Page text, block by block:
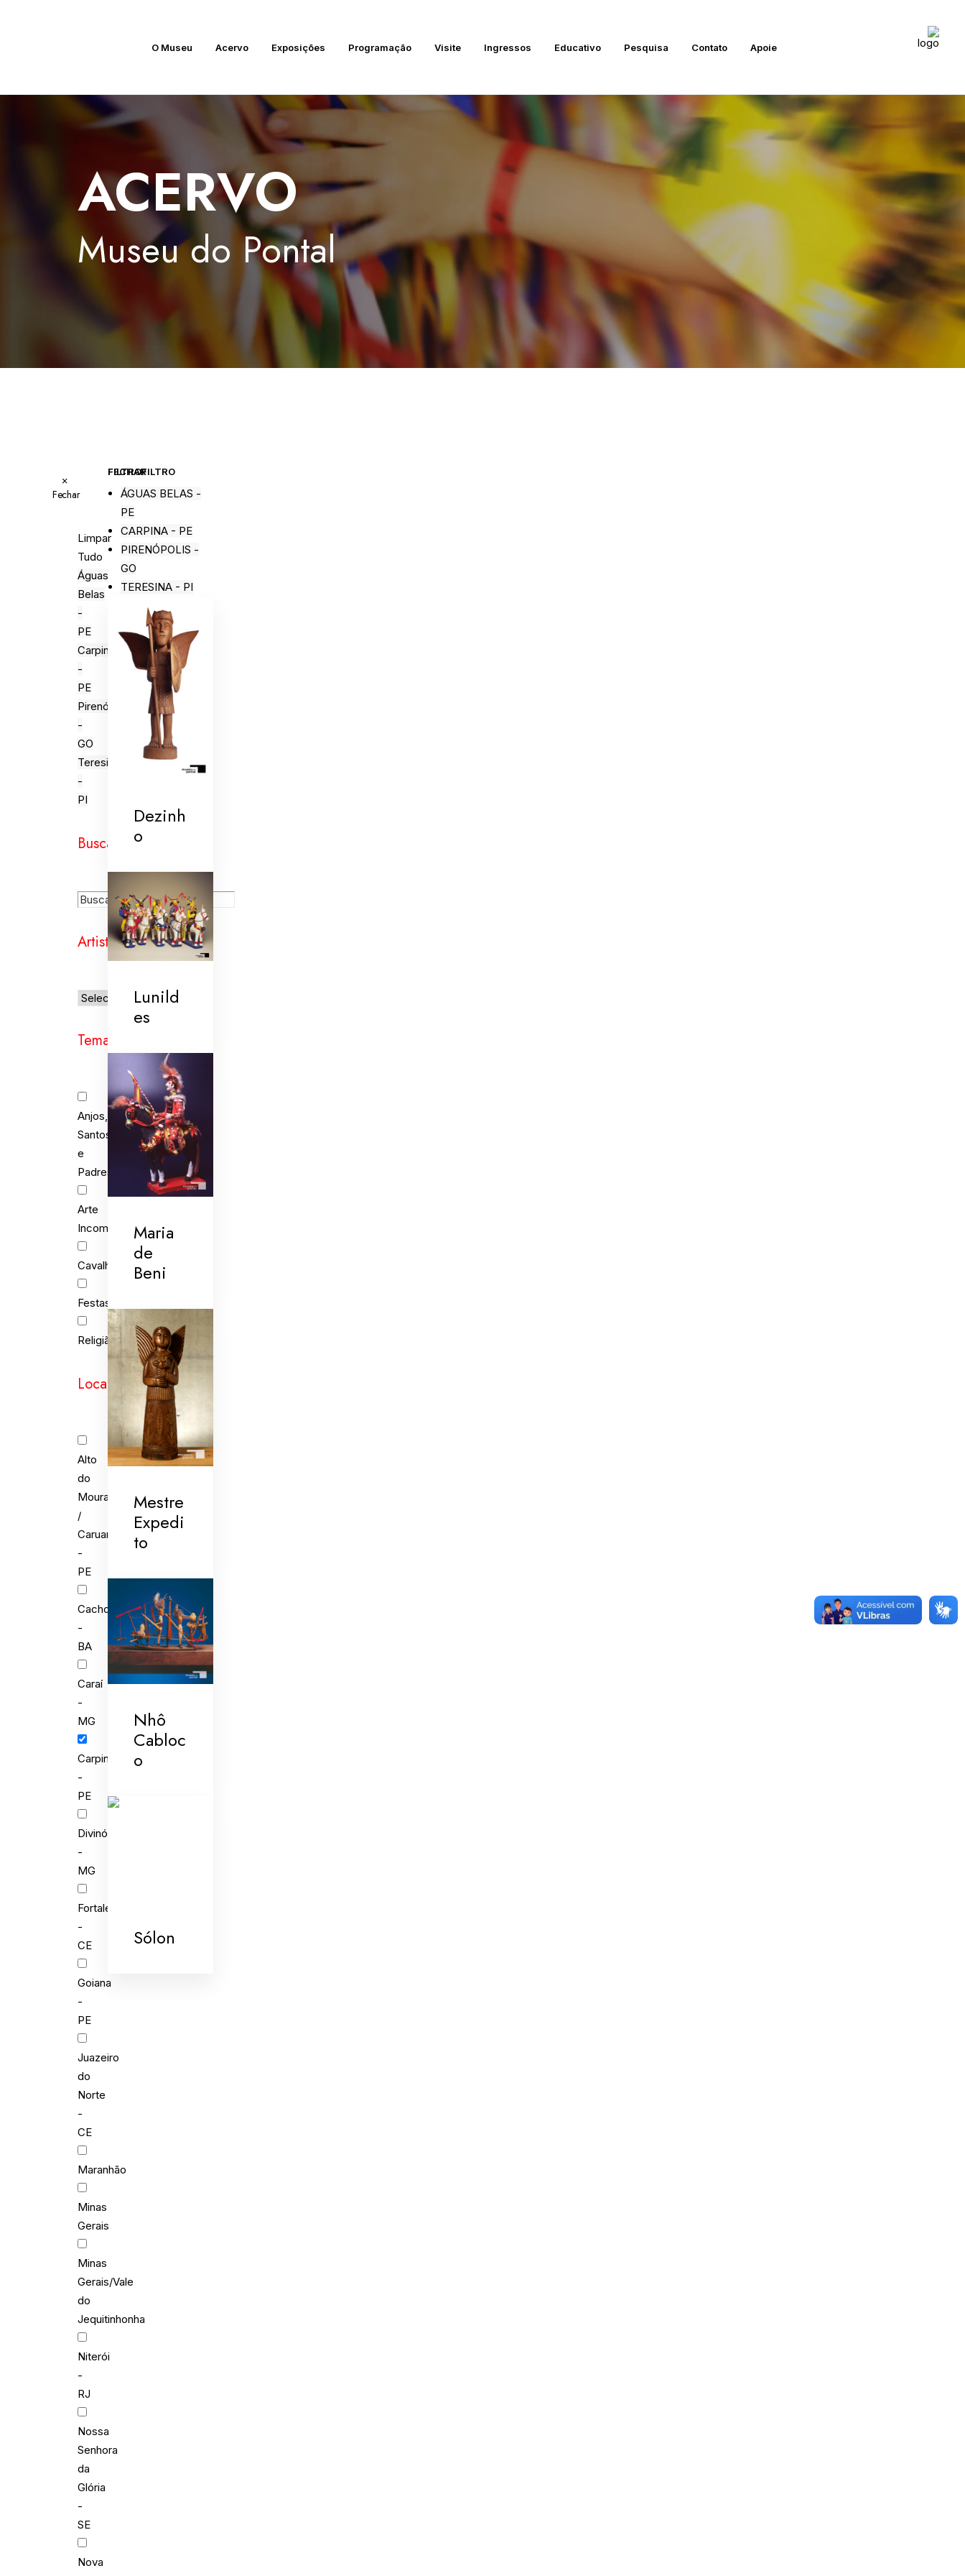
O Museu Acervo Exposições Programação Visite Ingressos Educativo Pesquisa Contato Apoie
ACERVO
Museu do Pontal
×
Fechar
Limpar
Tudo
Águas
Belas
-
PE
Carpina
-
PE
Pirenópolis
-
GO
Teresina
-
PI
Busca
Artistas
Temas
Anjos,
Santos
e
Padres
Arte
Incomum
Cavalhada
Festas
Religião
Localidades
Alto
do
Moura
/
Caruaru
-
PE
Cachoeira
-
BA
Caraí
-
MG
Carpina
-
PE
Divinópolis
-
MG
Fortaleza
-
CE
Goiana
-
PE
Juazeiro
do
Norte
-
CE
Maranhão
Minas
Gerais
Minas
Gerais/Vale
do
Jequitinhonha
Niterói
-
RJ
Nossa
Senhora
da
Glória
-
SE
Nova
FECHAR FILTROFILTRO
ÁGUAS BELAS -
PE
CARPINA - PE
PIRENÓPOLIS -
GO
TERESINA - PI
Dezinh
o
Lunild
es
Maria
de
Beni
Mestre
Expedi
to
Nhô
Cabloc
o
Sólon